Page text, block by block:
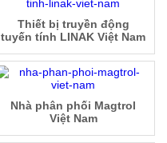
Thiết bị truyền động
tuyến tính LINAK Việt Nam
Nhà phân phối Magtrol
Việt Nam